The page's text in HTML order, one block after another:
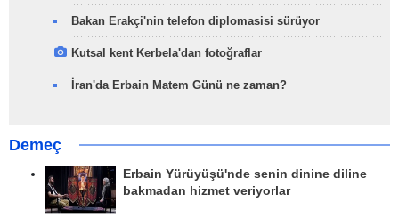
Bakan Erakçi'nin telefon diplomasisi sürüyor
Kutsal kent Kerbela'dan fotoğraflar
İran'da Erbain Matem Günü ne zaman?
Demeç
Erbain Yürüyüşü'nde senin dinine diline
bakmadan hizmet veriyorlar